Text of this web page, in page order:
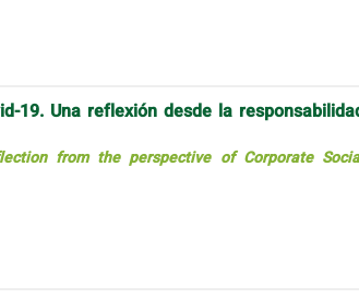
19. Una reflexión desde la
from the perspective of Corporate